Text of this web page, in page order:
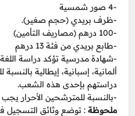
-4 صور شمسية
-ظرف بريدي (حجم صغير).
-100 درهم (مصاريف التأمين)
-طابع بريدي من فئة 13 درهم
-شهادة مدرسية تؤكد دراسة اللغة
ألمانية، إسبانية، إيطالية
دراستهم بإحدى هذه الشعب.
-بالنسبة للمترشحين الأحرار يجب
ملحوظة : توضع وثائق التسجيل